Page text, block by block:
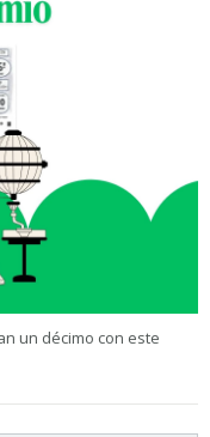
un décimo con este